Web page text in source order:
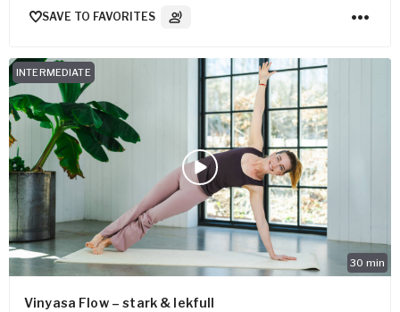
SAVE TO FAVORITES 3 Audio tracks
30 min
INTERMEDIATE
Vinyasa Flow – stark & lekfull